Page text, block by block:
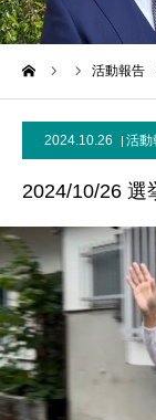
活動報告
2024.10.26 活動
2024/10/26 選